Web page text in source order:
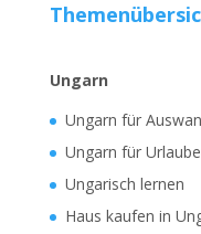
Ungarn
Ungarn für
Ungarn für
Ungarisch lernen
Haus kaufen in